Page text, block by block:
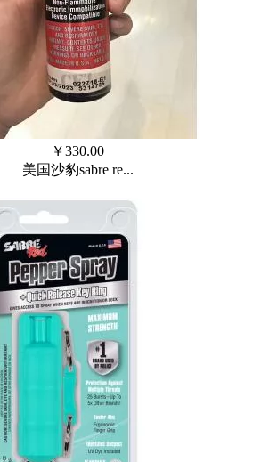
￥330.00
美国沙豹sabre re...